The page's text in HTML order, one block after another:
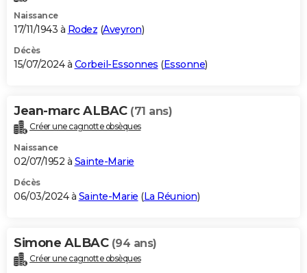
Dictionnaire
Biographies
Citations
Expressions
Proverbes
PROGRAMME TV
S'inscrire
Se connecter
Lycées
Collèges
Primaires
Universités
Entreprises
Service militaire
Avis de recherche
AVIS DE DÉCÈS
Bricolage
Lifestyle
Culture
Sport
Auto
Television
Voyage
Cinema
Naissance
17/11/1943 à Rodez (Aveyron)
Décès
15/07/2024 à Corbeil-Essonnes (Essonne)
Jean-marc ALBAC (71 ans)
Créer une cagnotte obsèques
Naissance
02/07/1952 à Sainte-Marie
Décès
06/03/2024 à Sainte-Marie (La Réunion)
Simone ALBAC (94 ans)
Créer une cagnotte obsèques